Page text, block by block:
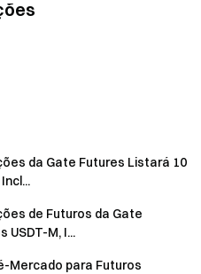
da Gate Futures Listará 10
de Futuros da Gate
M, I...
Mercado para Futuros